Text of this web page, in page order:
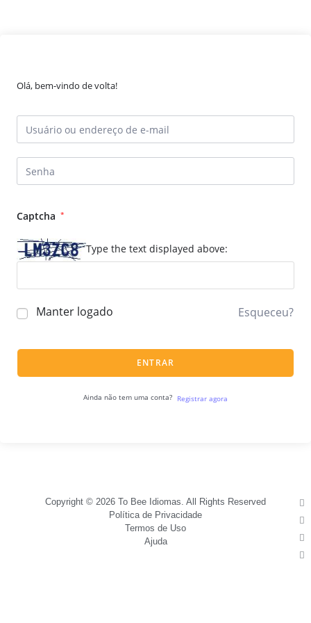
Olá, bem-vindo de volta!
Captcha *
Type the text displayed above:
Manter logado Esqueceu?
ENTRAR
Ainda não tem uma conta? Registrar agora
Copyright © 2026 To Bee Idiomas. All Rights Reserved
Política de Privacidade
Termos de Uso
Ajuda